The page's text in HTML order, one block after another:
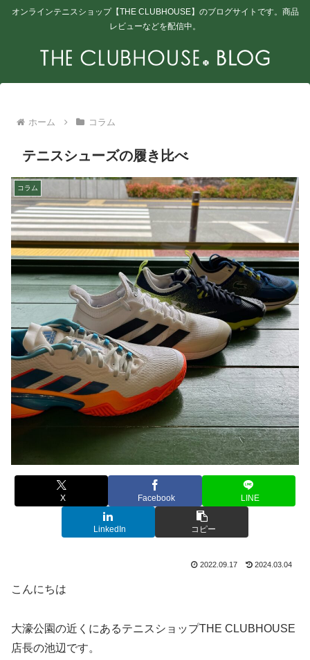
オンラインテニスショップ【THE CLUBHOUSE】のブログサイトです。商品
レビューなどを配信中。
ホーム コラム
テニスシューズの履き比べ
コラム
X Facebook LINE
LinkedIn コピー
2022.09.17 2024.03.04
こんにちは
大濠公園の近くにあるテニスショップTHE CLUBHOUSE
店長の池辺です。